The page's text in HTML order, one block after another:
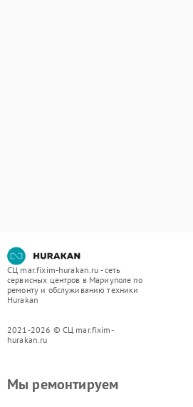
СЦ mar.fixim-hurakan.ru - сеть
сервисных центров в Мариуполе по
ремонту и обслуживанию техники
Hurakan
2021-2026 © СЦ mar.fixim-
hurakan.ru
Мы ремонтируем